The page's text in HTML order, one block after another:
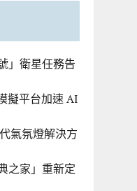
」衛星任務告
擬平台加速 AI
氣氛燈解決方
之家」重新定